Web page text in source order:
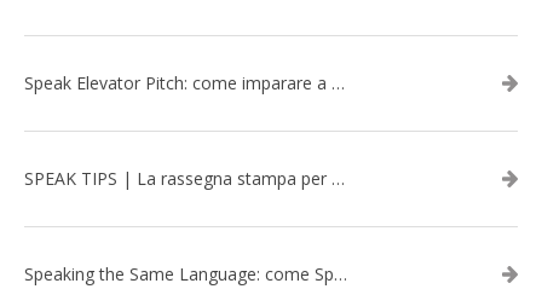
Speak Elevator Pitch: come imparare a gestire una presentazione in inglese
SPEAK TIPS | La rassegna stampa per migliorare l’inglese - febbraio 2026
Speaking the Same Language: come Speak aiuta a rafforzare i team attraverso il Team Building in inglese